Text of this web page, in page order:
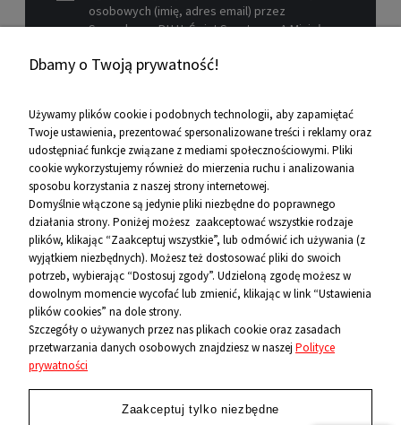
osobowych (imię, adres email) przez
Sprzedawcę P.H.U. Świat Sportu s.c. A.Mizioł,
19-26-977 w celu marketingowym.
Pomoc
Informacje
O firmie
Kontakt
12 656 10 26
881 500 460
ul. Rejtana 12, 30-510 Kraków
Dbamy o Twoją prywatność!
Używamy plików cookie i podobnych technologii, aby zapamiętać
Twoje ustawienia, prezentować spersonalizowane treści i reklamy oraz
udostępniać funkcje związane z mediami społecznościowymi. Pliki
cookie wykorzystujemy również do mierzenia ruchu i analizowania
sposobu korzystania z naszej strony internetowej.
Domyślnie włączone są jedynie pliki niezbędne do poprawnego
działania strony. Poniżej możesz zaakceptować wszystkie rodzaje
plików, klikając “Zaakceptuj wszystkie”, lub odmówić ich używania (z
wyjątkiem niezbędnych). Możesz też dostosować pliki do swoich
potrzeb, wybierając “Dostosuj zgody”. Udzieloną zgodę możesz w
dowolnym momencie wycofać lub zmienić, klikając w link “Ustawienia
plików cookies” na dole strony.
Szczegóły o używanych przez nas plikach cookie oraz zasadach
przetwarzania danych osobowych znajdziesz w naszej Polityce
prywatności
Zaakceptuj tylko niezbędne